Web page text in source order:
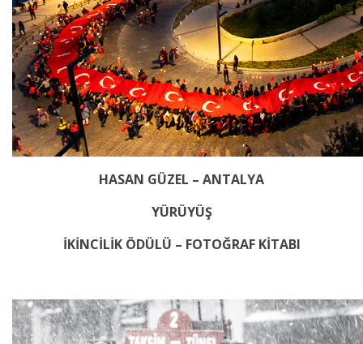
HASAN GÜZEL – ANTALYA
YÜRÜYÜŞ
İKİNCİLİK ÖDÜLÜ – FOTOĞRAF KİTABI